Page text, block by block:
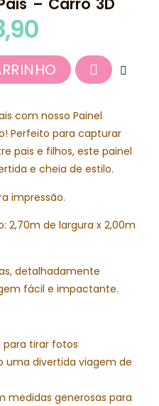
com nosso Painel
Perfeito para capturar
pais e filhos, este painel
e cheia de estilo.
impressão.
2,70m de largura x 2,00m
detalhadamente
fácil e impactante.
para tirar fotos
uma divertida viagem de
medidas generosas para